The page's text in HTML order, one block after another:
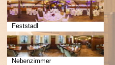
Feststadl
Nebenzimmer